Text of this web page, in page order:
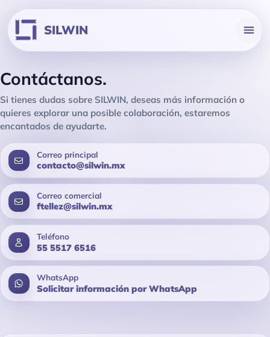
SILWIN
Facturación en línea
Cotizaciones
Contáctanos.
Si tienes dudas sobre SILWIN, deseas más información o
quieres explorar una posible colaboración, estaremos
encantados de ayudarte.
Correo principal
contacto@silwin.mx
Correo comercial
ftellez@silwin.mx
Teléfono
55 5517 6516
WhatsApp
Solicitar información por WhatsApp